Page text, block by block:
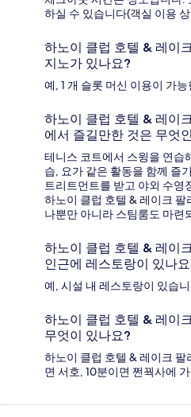
하실 수 있습니다(객실 이용
하노이 클럽 호텔 & 레이
지노가 있나요?
예, 1 개 슬롯 머신 이용이 가
하노이 클럽 호텔 & 레이
에서 즐길만한 것은 무엇
테니스 코트에서 스윙을 연습
습, 요가 같은 활동을 함께 즐
트리트먼트를 받고 야외 수영
하노이 클럽 호텔 & 레이크
나뿐만 아니라 스팀룸도 마련
하노이 클럽 호텔 & 레이
인근에 레스토랑이 있나
예, 시설 내 레스토랑이 있습
하노이 클럽 호텔 & 레이
무엇이 있나요?
하노이 클럽 호텔 & 레이크 팔
면 서호, 10분이면 쩐꿕사에